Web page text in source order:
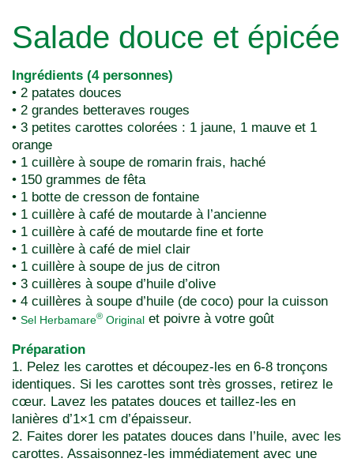
Salade douce et épicée
Ingrédients (4 personnes)
• 2 patates douces
• 2 grandes betteraves rouges
• 3 petites carottes colorées : 1 jaune, 1 mauve et 1
orange
• 1 cuillère à soupe de romarin frais, haché
• 150 grammes de fêta
• 1 botte de cresson de fontaine
• 1 cuillère à café de moutarde à l’ancienne
• 1 cuillère à café de moutarde fine et forte
• 1 cuillère à café de miel clair
• 1 cuillère à soupe de jus de citron
• 3 cuillères à soupe d’huile d’olive
• 4 cuillères à soupe d’huile (de coco) pour la cuisson
• Sel Herbamare® Original et poivre à votre goût
Préparation
1. Pelez les carottes et découpez-les en 6-8 tronçons
identiques. Si les carottes sont très grosses, retirez le
cœur. Lavez les patates douces et taillez-les en
lanières d’1×1 cm d’épaisseur.
2. Faites dorer les patates douces dans l’huile, avec les
carottes. Assaisonnez-les immédiatement avec une